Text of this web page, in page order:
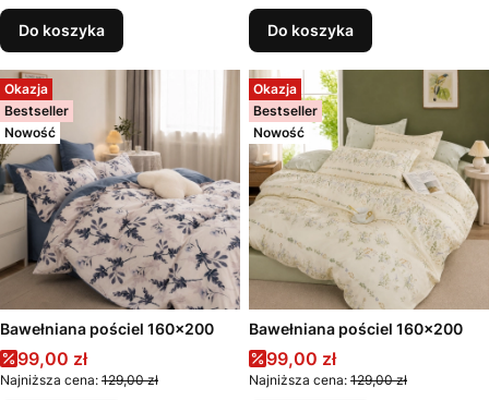
Do koszyka Do koszyka
Okazja
Bestseller
Nowość
Bawełniana pościel 160x200
Cena promocyjna
99,00 zł
Najniższa cena: 129,00 zł
Okazja
Bestseller
Nowość
Bawełniana pościel 160x200
Cena promocyjna
99,00 zł
Najniższa cena: 129,00 zł